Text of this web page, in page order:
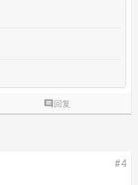
 回复
#4